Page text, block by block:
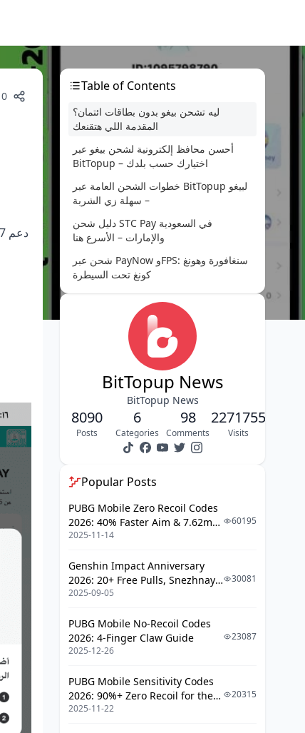
0
Table of Contents
ليه تشحن بيغو بدون بطاقات ائتمان؟
المقدمة اللي هتقنعك
أحسن محافظ إلكترونية لشحن بيغو عبر
BitTopup – اختيارك حسب بلدك
خطوات الشحن العامة عبر BitTopup لبيغو
– سهلة زي الشربة
دليل شحن STC Pay في السعودية
والإمارات – الأسرع هنا
شحن عبر PayNow وFPS: سنغافورة وهونغ
كونغ تحت السيطرة
وiTunes – الخيار الخاص
مقارنة سريعة: محافظ إلكترونية vs بطاقات
مسبقة – أي أحسن؟
أخطاء شائعة في الشحن وإزاي تحلها – مش
هتقع فيها تاني
نصائح أمان وأفضل ممارسات – خليك آمن
زي الحديد
أسئلة شائعة (FAQ) – اللي بتدور في بالك
BitTopup News
BitTopup News
8090
Posts
6
Categories
98
Comments
2271755
Visits
Popular Posts
PUBG Mobile Zero Recoil Codes
2026: 40% Faster Aim & 7.62mm
Weapon Adjustments
2025-11-14
60195
Genshin Impact Anniversary
2026: 20+ Free Pulls, Snezhnaya
Roadmap & Complete Guide
2025-09-05
30081
PUBG Mobile No-Recoil Codes
2026: 4-Finger Claw Guide
2025-12-26
23087
PUBG Mobile Sensitivity Codes
2026: 90%+ Zero Recoil for the
V4.4 M416 & AUG Meta
2025-11-22
20315